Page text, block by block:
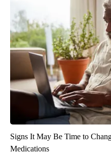
Signs It May Be Time to
Medications